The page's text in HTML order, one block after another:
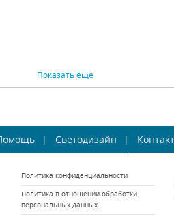
Pajaritos
10 шт.
Бра Favourite
2158-1W
В наличии 10 шт.
5100 р.
Показать еще
Светодизайн
Политика конфиденциальности
Политика в отношении обработки
персональных данных